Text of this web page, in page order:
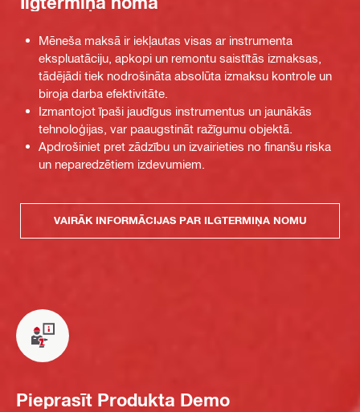
Mēneša maksā ir iekļautas visas ar instrumenta
ekspluatāciju, apkopi un remontu saistītās izmaksas,
tādējādi tiek nodrošināta absolūta izmaksu kontrole un
biroja darba efektivitāte.
Izmantojot īpaši jaudīgus instrumentus un jaunākās
tehnoloģijas, var paaugstināt ražīgumu objektā.
Apdrošiniet pret zādzību un izvairieties no finanšu riska
un neparedzētiem izdevumiem.
VAIRĀK INFORMĀCIJAS PAR ILGTERMIŅA NOMU
Pieprasīt Produkta Demo